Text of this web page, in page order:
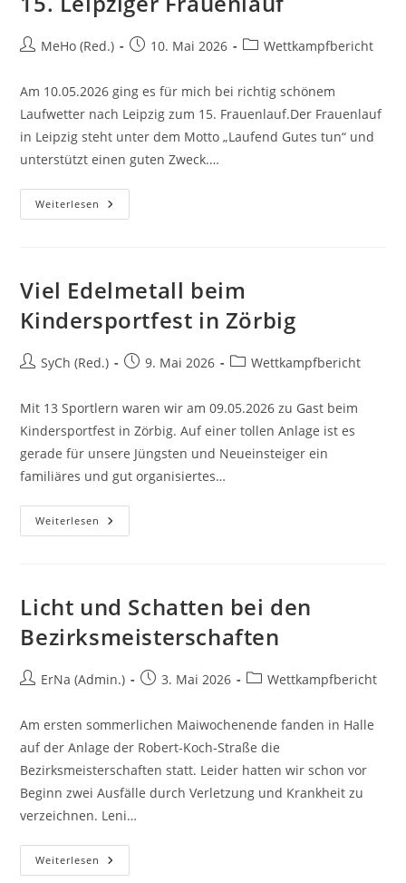
MeHo (Red.) 10. Mai 2026 Wettkampfbericht
Am 10.05.2026 ging es für mich bei richtig schönem
Laufwetter nach Leipzig zum 15. Frauenlauf.Der Frauenlauf
in Leipzig steht unter dem Motto „Laufend Gutes tun“ und
unterstützt einen guten Zweck.…
Weiterlesen
Viel Edelmetall beim
Kindersportfest in Zörbig
SyCh (Red.) 9. Mai 2026 Wettkampfbericht
Mit 13 Sportlern waren wir am 09.05.2026 zu Gast beim
Kindersportfest in Zörbig. Auf einer tollen Anlage ist es
gerade für unsere Jüngsten und Neueinsteiger ein
familiäres und gut organisiertes…
Weiterlesen
Licht und Schatten bei den
Bezirksmeisterschaften
ErNa (Admin.) 3. Mai 2026 Wettkampfbericht
Am ersten sommerlichen Maiwochenende fanden in Halle
auf der Anlage der Robert-Koch-Straße die
Bezirksmeisterschaften statt. Leider hatten wir schon vor
Beginn zwei Ausfälle durch Verletzung und Krankheit zu
verzeichnen. Leni…
Weiterlesen